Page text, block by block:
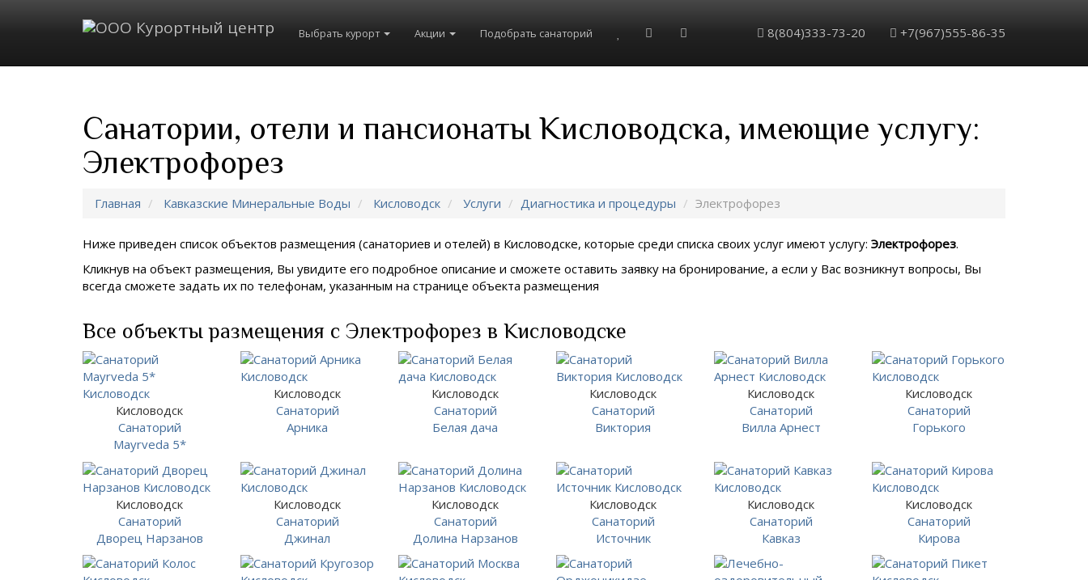
Выбрать курорт Акции Подобрать санаторий 8(804)333-73-20 +7(967)555-86-35
Санатории, отели и пансионаты Кисловодска, имеющие услугу:
Электрофорез
Главная Кавказские Минеральные Воды Кисловодск Услуги Диагностика и процедуры Электрофорез
Ниже приведен список объектов размещения (санаториев и отелей) в Кисловодске, которые среди списка своих услуг имеют услугу: Электрофорез.
Кликнув на объект размещения, Вы увидите его подробное описание и сможете оставить заявку на бронирование, а если у Вас возникнут вопросы, Вы
всегда сможете задать их по телефонам, указанным на странице объекта размещения
Все объекты размещения с Электрофорез в Кисловодске
Кисловодск
Санаторий
Mayrveda 5*
Кисловодск
Санаторий
Арника
Кисловодск
Санаторий
Белая дача
Кисловодск
Санаторий
Виктория
Кисловодск
Санаторий
Вилла Арнест
Кисловодск
Санаторий
Горького
Кисловодск
Санаторий
Дворец Нарзанов
Кисловодск
Санаторий
Джинал
Кисловодск
Санаторий
Долина Нарзанов
Кисловодск
Санаторий
Источник
Кисловодск
Санаторий
Кавказ
Кисловодск
Санаторий
Кирова